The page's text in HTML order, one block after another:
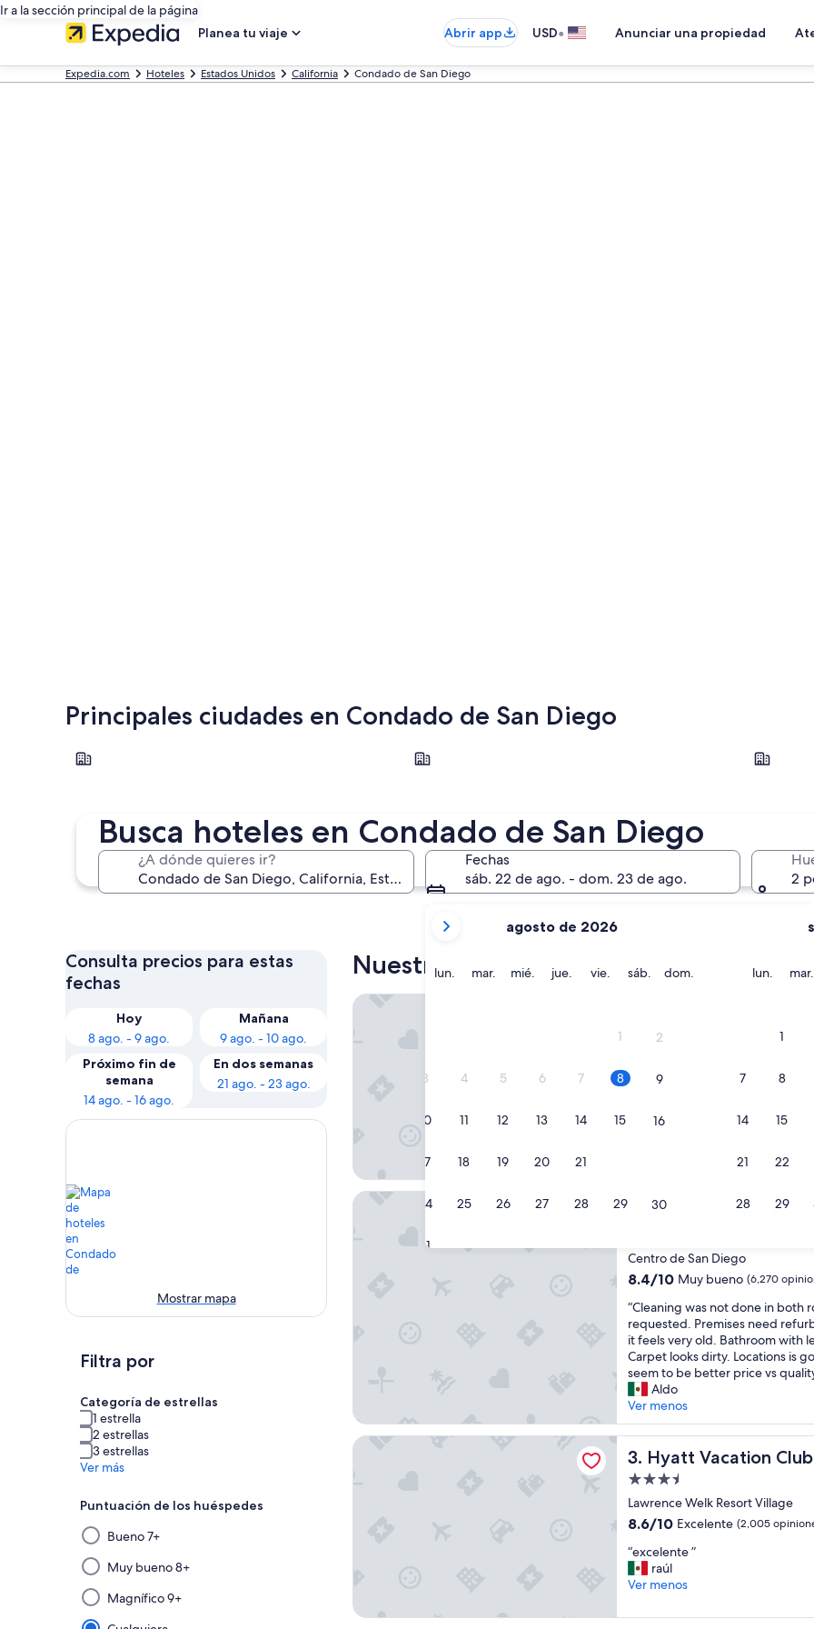
Ir a la sección principal de la página
Planea tu viaje
Abrir app USD• Anunciar una propiedad
Expedia.com Hoteles Estados Unidos California Condado de San Diego
Busca hoteles en Condado de San Diego
¿A dónde quieres ir?
Fechas
sáb. 22 de ago. - dom. 23 de ago.
meses
son
August
agosto de 2026
lun. lunesmar. martes
mié. miércoles
jue. jueves
vie. viernes
sáb. sábado
dom.
1 2
3 4 5 6 7 8 9
10 11 12 13 14 15 16
17 18 19 20 21
24 25 26 27 28 29 30
31
lun. lunesmar.
1
7 8
14 15
21 22
28 29
2
Principales ciudades en Condado de San Diego
San Diego Chula Vista Escondido
Consulta precios para estas
fechas
Hoy
8 ago. - 9 ago.
Mañana
9 ago. - 10 ago.
Próximo fin de
semana
14 ago. - 16 ago.
En dos semanas
21 ago. - 23 ago.
Mostrar mapa
Filtra por
Categoría de estrellas
1 estrella
2 estrellas
3 estrellas
Ver más
Puntuación de los huéspedes
Al
seleccionar
y
aplicar
un
filtro
Bueno 7+
Muy bueno 8+
Magnífico 9+
Nuestra selección de hoteles en
Propiedad
4.0
8.8
Excelente,
8.8/10 (2,812
Paradise Point Resort & Spa
2. Wyndham San
Wyndham San Diego
de
4.0
Centro de San Diego
8.4
10,
Muy
bueno,
(6,270
opiniones)
8.4/10 Muy bueno (6,270
“
C
l
e
a
n
i
n
g
w
s
n
o
d
n
i
“Cleaning was not done in both
requested. Premises need
it feels very old. Bathroom with
Carpet looks dirty. Locations is
seem to be better price vs
Aldo
Ver menos
Wyndham San Diego Bayside
3. Hyatt Vacation
Hyatt Vacation Club at The
Propiedad
de
3.5
Lawrence Welk Resort Village
8.6
10,
Excelente,
(2,005
8.6/10 Excelente (2,005
“
e
x
e
“excelente ”
raúl
Ver menos
Hyatt Vacation Club at The Welk, San Diego Area